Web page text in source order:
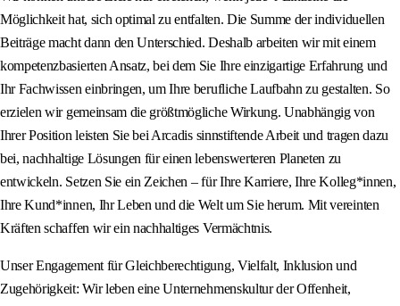
Möglichkeit hat, sich optimal zu entfalten. Die Summe der individuellen
Beiträge macht dann den Unterschied. Deshalb arbeiten wir mit einem
kompetenzbasierten Ansatz, bei dem Sie Ihre einzigartige Erfahrung und
Ihr Fachwissen einbringen, um Ihre berufliche Laufbahn zu gestalten. So
erzielen wir gemeinsam die größtmögliche Wirkung. Unabhängig von
Ihrer Position leisten Sie bei Arcadis sinnstiftende Arbeit und tragen dazu
bei, nachhaltige Lösungen für einen lebenswerteren Planeten zu
entwickeln. Setzen Sie ein Zeichen – für Ihre Karriere, Ihre Kolleg*innen,
Ihre Kund*innen, Ihr Leben und die Welt um Sie herum. Mit vereinten
Kräften schaffen wir ein nachhaltiges Vermächtnis.
Unser Engagement für Gleichberechtigung, Vielfalt, Inklusion und
Zugehörigkeit: Wir leben eine Unternehmenskultur der Offenheit,